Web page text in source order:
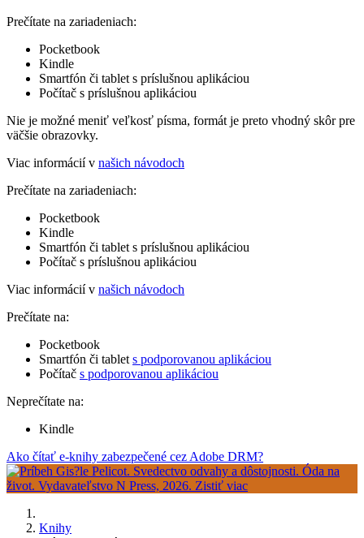
Prečítate na zariadeniach:
Pocketbook
Kindle
Smartfón či tablet s príslušnou aplikáciou
Počítač s príslušnou aplikáciou
Nie je možné meniť veľkosť písma, formát je preto vhodný skôr pre
väčšie obrazovky.
Viac informácií v našich návodoch
Prečítate na zariadeniach:
Pocketbook
Kindle
Smartfón či tablet s príslušnou aplikáciou
Počítač s príslušnou aplikáciou
Viac informácií v našich návodoch
Prečítate na:
Pocketbook
Smartfón či tablet s podporovanou aplikáciou
Počítač s podporovanou aplikáciou
Neprečítate na:
Kindle
Ako čítať e-knihy zabezpečené cez Adobe DRM?
Knihy